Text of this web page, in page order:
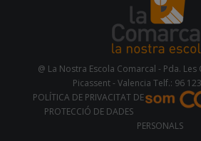
@ La Nostra Escola Comarcal - Pda.
Picassent - Valencia Telf.: 96
POLÍTICA DE PRIVACITAT DE
PROTECCIÓ DE DADES
PERSONALS